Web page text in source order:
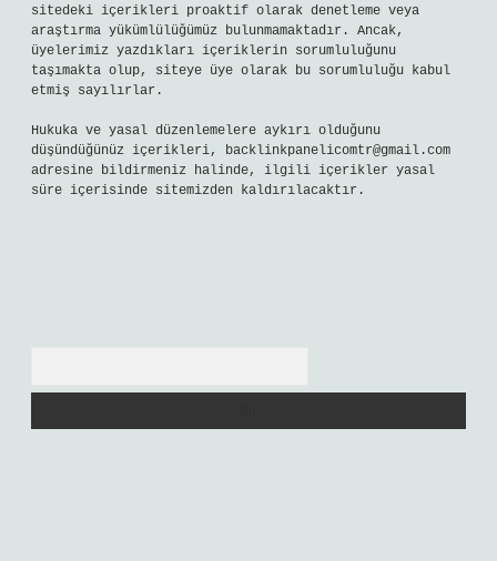
sitedeki içerikleri proaktif olarak denetleme veya
araştırma yükümlülüğümüz bulunmamaktadır. Ancak,
üyelerimiz yazdıkları içeriklerin sorumluluğunu
taşımakta olup, siteye üye olarak bu sorumluluğu kabul
etmiş sayılırlar.
Hukuka ve yasal düzenlemelere aykırı olduğunu
düşündüğünüz içerikleri, backlinkpanelicomtr@gmail.com
adresine bildirmeniz halinde, ilgili içerikler yasal
süre içerisinde sitemizden kaldırılacaktır.